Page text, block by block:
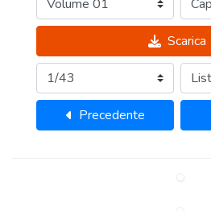
Scarica
Precedente